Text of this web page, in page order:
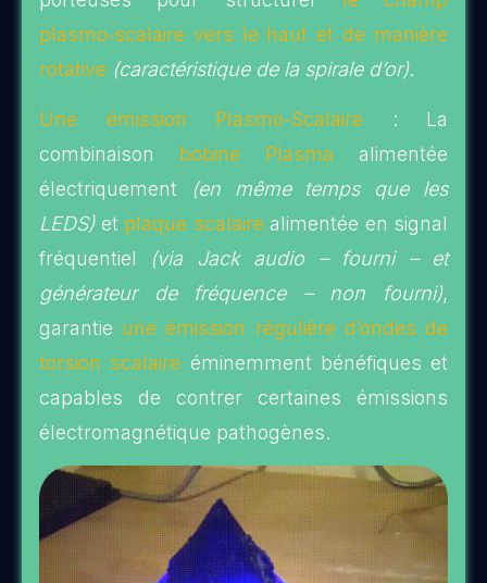
plasmo‑scalaire vers le haut et de manière
rotative (caractéristique de la spirale d’or).
Une émission Plasmo-Scalaire : La
combinaison bobine Plasma alimentée
électriquement
(en même temps que les
LEDS)et plaque scalaire alimentée en signal
fréquentiel
(via Jack audio – fourni – et
générateur de fréquence – non fourni),
garantie une émission régulière d’ondes de
torsion scalaire éminemment bénéfiques et
capables de contrer certaines émissions
électromagnétique pathogènes.